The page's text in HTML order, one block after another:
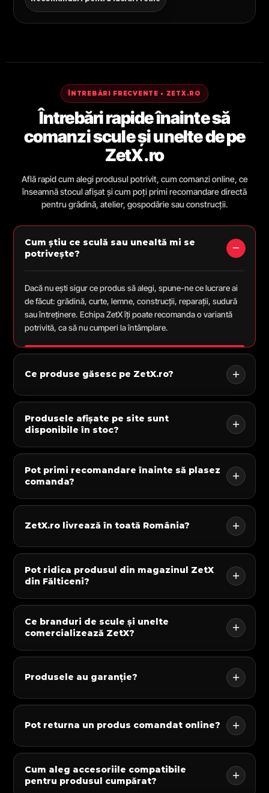
ÎNTREBĂRI FRECVENTE • ZETX.RO
Întrebări rapide înainte să
comanzi scule și unelte de pe
ZetX.ro
Află rapid cum alegi produsul potrivit, cum comanzi online, ce
înseamnă stocul afișat și cum poți primi recomandare directă
pentru grădină, atelier, gospodărie sau construcții.
Cum știu ce sculă sau unealtă mi se
potrivește?
Dacă nu ești sigur ce produs să alegi, spune-ne ce lucrare ai
de făcut: grădină, curte, lemne, construcții, reparații, sudură
sau întreținere. Echipa ZetX îți poate recomanda o variantă
potrivită, ca să nu cumperi la întâmplare.
Ce produse găsesc pe ZetX.ro?
Produsele afișate pe site sunt
disponibile în stoc?
Pot primi recomandare înainte să plasez
comanda?
ZetX.ro livrează în toată România?
Pot ridica produsul din magazinul ZetX
din Fălticeni?
Ce branduri de scule și unelte
comercializează ZetX?
Produsele au garanție?
Pot returna un produs comandat online?
Cum aleg accesoriile compatibile
pentru produsul cumpărat?